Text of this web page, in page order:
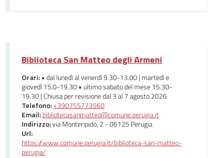
Biblioteca San Matteo degli Armeni
Orari:• dal lunedì al venerdì 9.30-13.00 | martedì e
giovedì 15.0-19.30 • ultimo sabato del mese 15.30-
19.30 | Chiusa per revisione dal 3 al 7 agosto 2026
Telefono:+390755773560
Email:bibliotecasanmatteo@comune.perugia.it
Indirizzo:via Monteripido, 2 - 06125 Perugia
Url:
https://www.comune.perugia.it/biblioteca-san-matteo-
perugia/